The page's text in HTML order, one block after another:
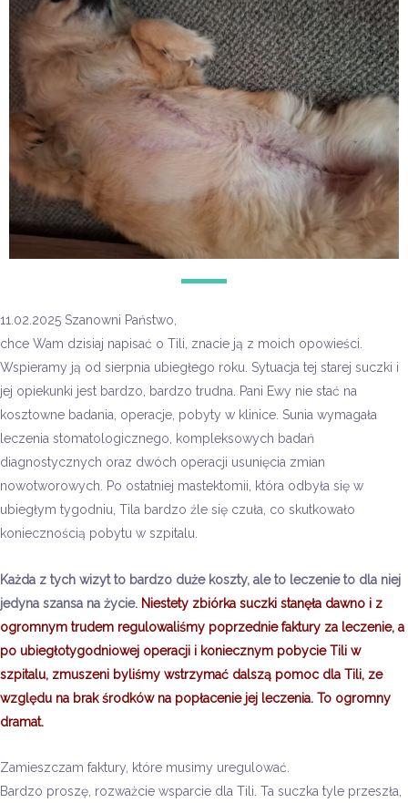
11.02.2025 Szanowni Państwo,
chce Wam dzisiaj napisać o Tili, znacie ją z moich opowieści.
Wspieramy ją od sierpnia ubiegłego roku. Sytuacja tej starej suczki i
jej opiekunki jest bardzo, bardzo trudna. Pani Ewy nie stać na
kosztowne badania, operacje, pobyty w klinice. Sunia wymagała
leczenia stomatologicznego, kompleksowych badań
diagnostycznych oraz dwóch operacji usunięcia zmian
nowotworowych. Po ostatniej mastektomii, która odbyła się w
ubiegłym tygodniu, Tila bardzo źle się czuła, co skutkowało
koniecznością pobytu w szpitalu.
Każda z tych wizyt to bardzo duże koszty, ale to leczenie to dla niej
jedyna szansa na życie. Niestety zbiórka suczki stanęła dawno i z
ogromnym trudem regulowaliśmy poprzednie faktury za leczenie, a
po ubiegłotygodniowej operacji i koniecznym pobycie Tili w
szpitalu, zmuszeni byliśmy wstrzymać dalszą pomoc dla Tili, ze
względu na brak środków na popłacenie jej leczenia. To ogromny
dramat.
Zamieszczam faktury, które musimy uregulować.
Bardzo proszę, rozważcie wsparcie dla Tili. Ta suczka tyle przeszła,